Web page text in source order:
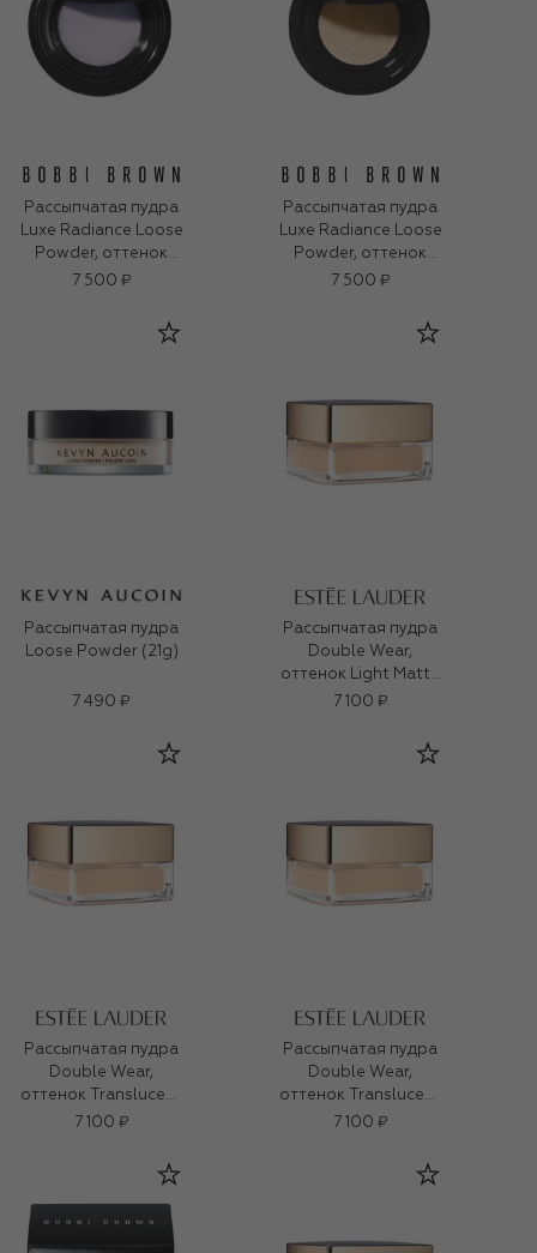
Рассыпчатая пудра
Luxe Radiance Loose
Powder, оттенок
Luminous Glow (10g)
7 500 ₽
Рассыпчатая пудра
Luxe Radiance Loose
Powder, оттенок
Natural Glow (10g)
7 500 ₽
Рассыпчатая пудра
Loose Powder (21g)
7 490 ₽
Рассыпчатая пудра
Double Wear,
оттенок Light Matte
(10g)
7 100 ₽
Рассыпчатая пудра
Double Wear,
оттенок Translucent
Soft Glow (10g)
7 100 ₽
Рассыпчатая пудра
Double Wear,
оттенок Translucent
Soft Glow (10g)
7 100 ₽